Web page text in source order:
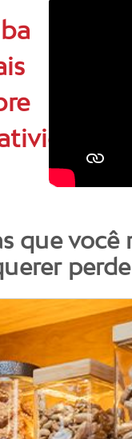
que você